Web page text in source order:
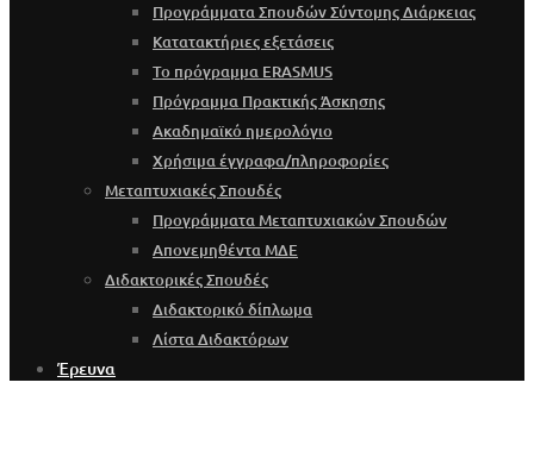
Προγράμματα Σπουδών Σύντομης Διάρκειας
Κατατακτήριες εξετάσεις
Το πρόγραμμα ERASMUS
Πρόγραμμα Πρακτικής Άσκησης
Ακαδημαϊκό ημερολόγιο
Χρήσιμα έγγραφα/πληροφορίες
Μεταπτυχιακές Σπουδές
Προγράμματα Μεταπτυχιακών Σπουδών
Απονεμηθέντα ΜΔΕ
Διδακτορικές Σπουδές
Διδακτορικό δίπλωμα
Λίστα Διδακτόρων
Έρευνα